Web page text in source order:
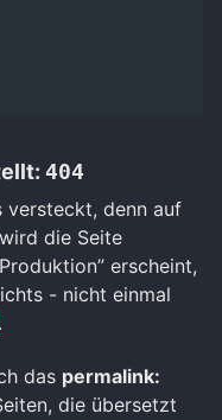
404
versteckt, denn auf
wird die Seite
erscheint,
- nicht einmal
.
das permalink:
die übersetzt